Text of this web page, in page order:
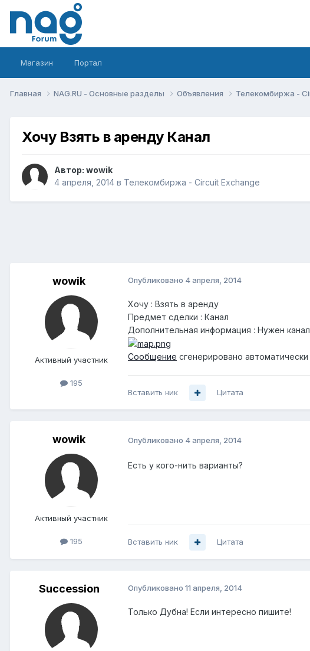
Магазин Портал
Главная NAG.RU - Основные разделы Объявления Телекомбиржа -
Хочу Взять в аренду Канал
Автор: wowik
4 апреля, 2014 в Телекомбиржа - Circuit Exchange
wowik
Активный участник
195
Опубликовано 4 апреля, 2014
Хочу : Взять в аренду
Предмет сделки : Канал
Дополнительная информация : Нужен
Сообщение сгенерировано
Вставить ник Цитата
wowik
Активный участник
195
Опубликовано 4 апреля, 2014
Есть у кого-нить варианты?
Вставить ник Цитата
Succession Опубликовано 11 апреля, 2014
Только Дубна! Если интересно пишите!